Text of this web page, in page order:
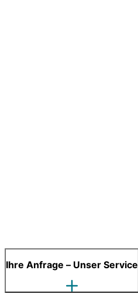
Ihre Anfrage – Unser Service